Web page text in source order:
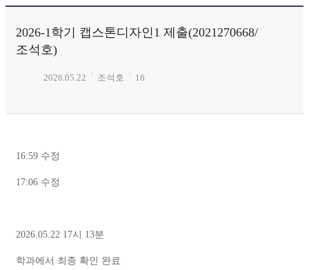
2026-1학기 캡스톤디자인1 제출(2021270668/
조석호)
2026.05.22 조석호 16
16:59 수정
17:06 수정
2026.05.22 17시 13분
학과에서 최종 확인 완료